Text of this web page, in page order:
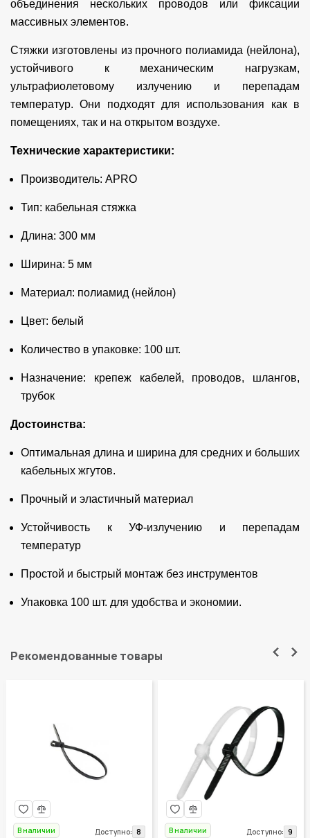
объединения нескольких проводов или фиксации
массивных элементов.
Стяжки изготовлены из прочного полиамида (нейлона),
устойчивого к механическим нагрузкам,
ультрафиолетовому излучению и перепадам
температур. Они подходят для использования как в
помещениях, так и на открытом воздухе.
Технические характеристики:
Производитель: APRO
Тип: кабельная стяжка
Длина: 300 мм
Ширина: 5 мм
Материал: полиамид (нейлон)
Цвет: белый
Количество в упаковке: 100 шт.
Назначение: крепеж кабелей, проводов, шлангов,
трубок
Достоинства:
Оптимальная длина и ширина для средних и больших
кабельных жгутов.
Прочный и эластичный материал
Устойчивость к УФ-излучению и перепадам
температур
Простой и быстрый монтаж без инструментов
Упаковка 100 шт. для удобства и экономии.
Рекомендованные товары
В наличии Доступно: 8 В наличии Доступно: 9